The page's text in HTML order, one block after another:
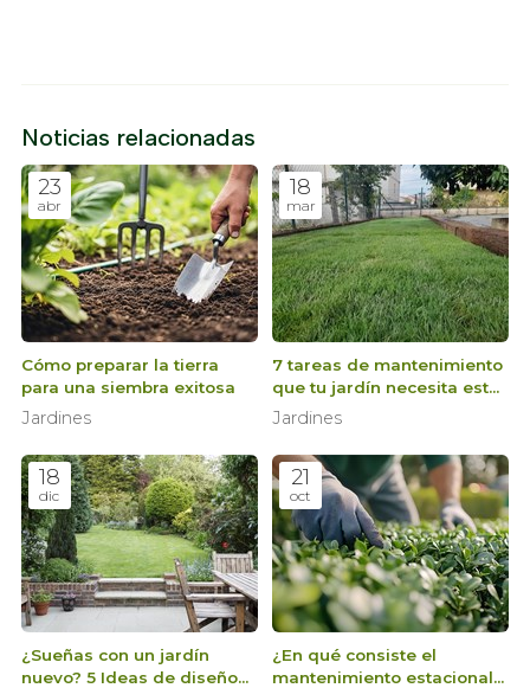
Noticias relacionadas
23
abr
Cómo preparar la tierra
para una siembra exitosa
Jardines
18
mar
7 tareas de mantenimiento
que tu jardín necesita esta
primavera
Jardines
18
dic
¿Sueñas con un jardín
nuevo? 5 Ideas de diseño
21
oct
¿En qué consiste el
mantenimiento estacional